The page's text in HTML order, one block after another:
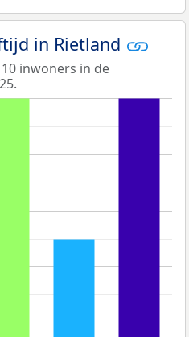
in Rietland
inwoners in de